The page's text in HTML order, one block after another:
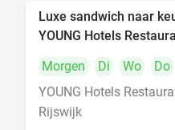
Luxe sandwich naar
YOUNG Hotels
Morgen
Di Wo Do
YOUNG Hotels
Rijswijk